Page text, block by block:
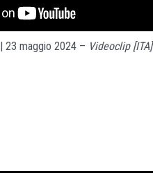
| 23 maggio 2024 – Videoclip [ITA]